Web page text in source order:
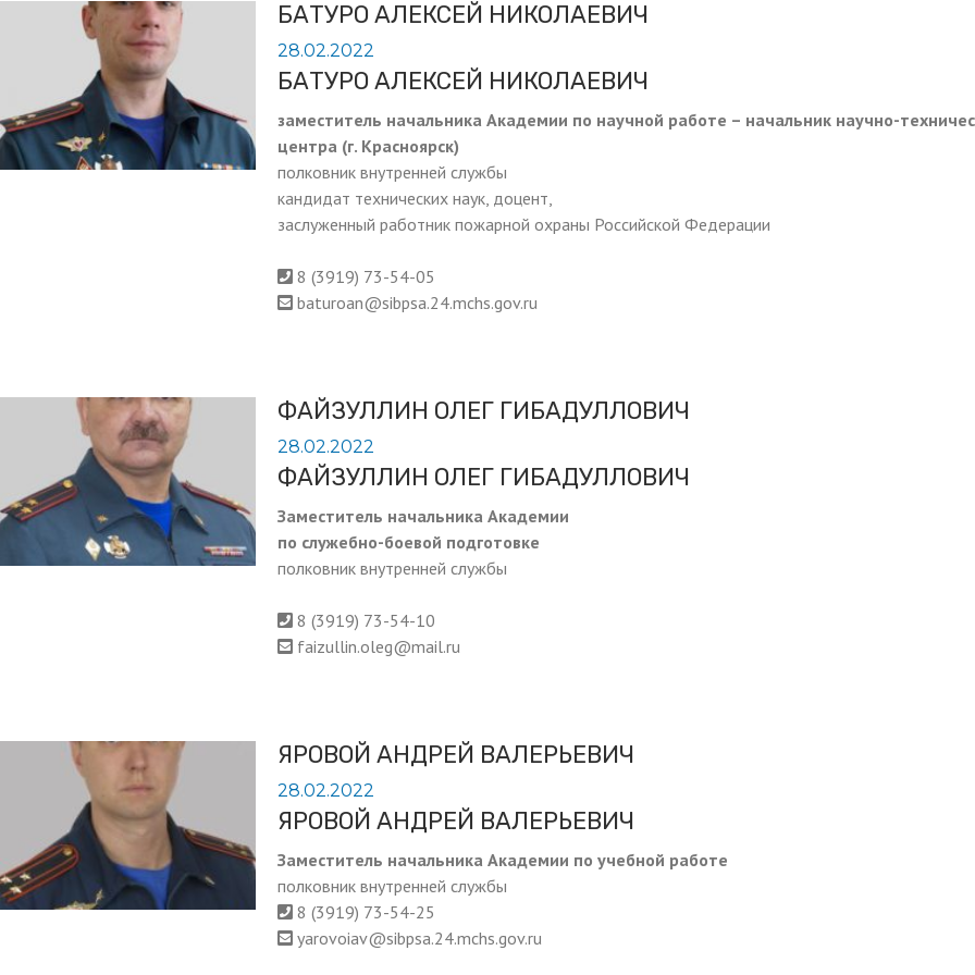
БАТУРО АЛЕКСЕЙ НИКОЛАЕВИЧ
28.02.2022
БАТУРО АЛЕКСЕЙ НИКОЛАЕВИЧ
заместитель начальника Академии по научной работе – начальник научно-
центра (г. Красноярск)
полковник внутренней службы
кандидат технических наук, доцент,
заслуженный работник пожарной охраны Российской Федерации
8 (3919) 73-54-05
baturoan@sibpsa.24.mchs.gov.ru
ФАЙЗУЛЛИН ОЛЕГ ГИБАДУЛЛОВИЧ
28.02.2022
ФАЙЗУЛЛИН ОЛЕГ ГИБАДУЛЛОВИЧ
Заместитель начальника Академии
по служебно-боевой подготовке
полковник внутренней службы
8 (3919) 73-54-10
faizullin.oleg@mail.ru
ЯРОВОЙ АНДРЕЙ ВАЛЕРЬЕВИЧ
28.02.2022
ЯРОВОЙ АНДРЕЙ ВАЛЕРЬЕВИЧ
Заместитель начальника Академии по учебной работе
полковник внутренней службы
8 (3919) 73-54-25
yarovoiav@sibpsa.24.mchs.gov.ru